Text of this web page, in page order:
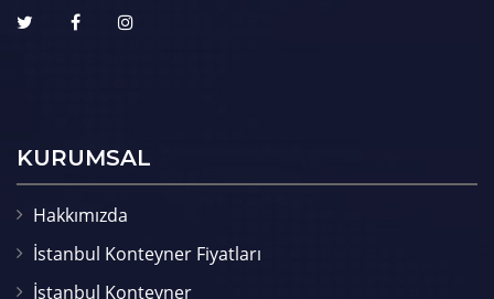
KURUMSAL
Hakkımızda
İstanbul Konteyner Fiyatları
İstanbul Konteyner